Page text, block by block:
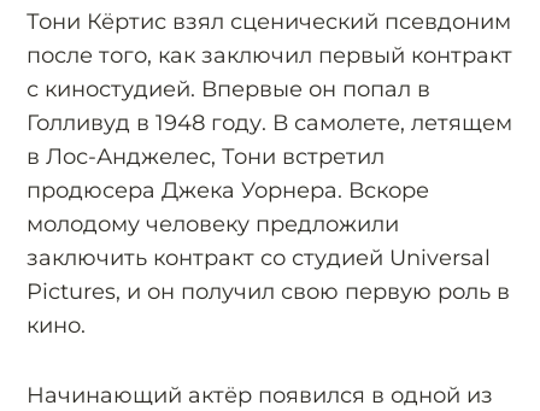
Тони Кёртис взял сценический псевдоним
после того, как заключил первый контракт
с киностудией. Впервые он попал в
Голливуд в 1948 году. В самолете, летящем
в Лос-Анджелес, Тони встретил
продюсера Джека Уорнера. Вскоре
молодому человеку предложили
заключить контракт со студией Universal
Pictures, и он получил свою первую роль в
кино.
Начинающий актёр появился в одной из